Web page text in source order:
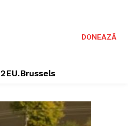
DONEAZĂ
2EU.Brussels